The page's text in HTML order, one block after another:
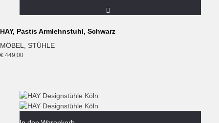
HAY, Pastis Armlehnstuhl, Schwarz
MÖBEL
STÜHLE
€ 449,00